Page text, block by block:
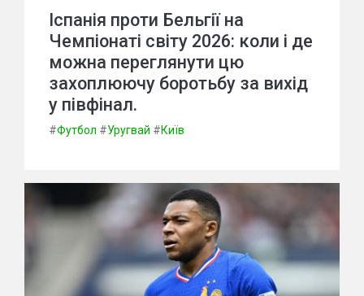
Іспанія проти Бельгії на
Чемпіонаті світу 2026: коли і де
можна переглянути цю
захоплюючу боротьбу за вихід
у півфінал.
#Футбол #Уругвай #Київ